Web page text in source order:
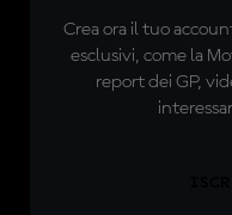
Crea ora il tuo
esclusivi, come la
report dei GP,